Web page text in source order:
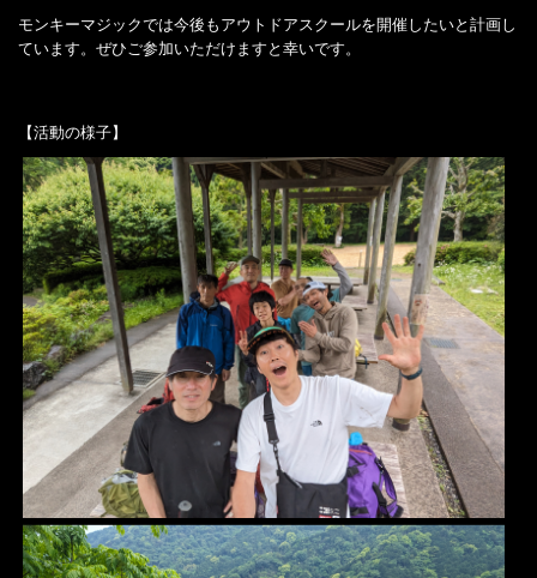
モンキーマジックでは今後もアウトドアスクールを開催したいと計画し
ています。ぜひご参加いただけますと幸いです。
【活動の様子】